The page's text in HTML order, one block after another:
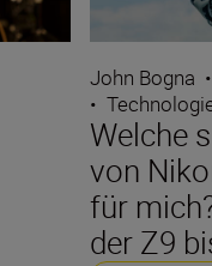
John Bogna •
•
Welche
von
für
der Z9